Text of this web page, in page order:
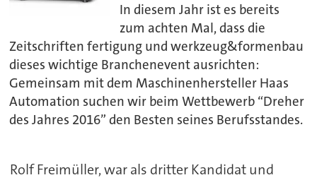
In diesem Jahr ist es bereits
zum achten Mal, dass die
Zeitschriften fertigung und werkzeug&formenbau
dieses wichtige Branchenevent ausrichten:
Gemeinsam mit dem Maschinenhersteller Haas
Automation suchen wir beim Wettbewerb “Dreher
des Jahres 2016” den Besten seines Berufsstandes.
Rolf Freimüller, war als dritter Kandidat und